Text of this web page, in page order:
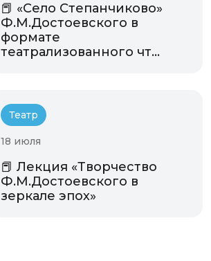
📕 «Село Степанчиково»
Ф.М.Достоевского в
формате
театрализованного чт...
Театр
18 июля
📕 Лекция «Творчество
Ф.М.Достоевского в
зеркале эпох»